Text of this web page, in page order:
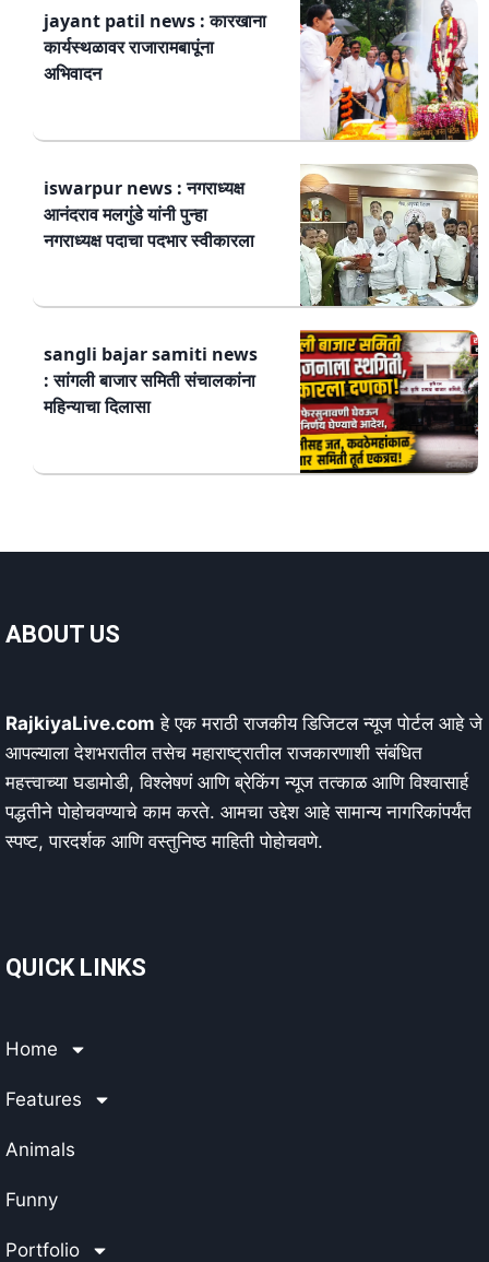
jayant patil news : कारखाना
कार्यस्थळावर राजारामबापूंना
अभिवादन
iswarpur news : नगराध्यक्ष
आनंदराव मलगुंडे यांनी पुन्हा
नगराध्यक्ष पदाचा पदभार स्वीकारला
sangli bajar samiti news
: सांगली बाजार समिती संचालकांना
महिन्याचा दिलासा
ABOUT US
RajkiyaLive.com हे एक मराठी राजकीय डिजिटल न्यूज पोर्टल आहे जे
आपल्याला देशभरातील तसेच महाराष्ट्रातील राजकारणाशी संबंधित
महत्त्वाच्या घडामोडी, विश्लेषणं आणि ब्रेकिंग न्यूज तत्काळ आणि विश्वासार्ह
पद्धतीने पोहोचवण्याचे काम करते. आमचा उद्देश आहे सामान्य नागरिकांपर्यंत
स्पष्ट, पारदर्शक आणि वस्तुनिष्ठ माहिती पोहोचवणे.
QUICK LINKS
Home
Features
Animals
Funny
Portfolio